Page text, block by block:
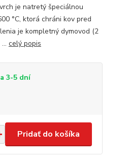
je natretý špeciálnou
°C, ktorá chráni kov pred
je kompletný dymovod (2
celý popis
3-5 dní
Pridať do košíka